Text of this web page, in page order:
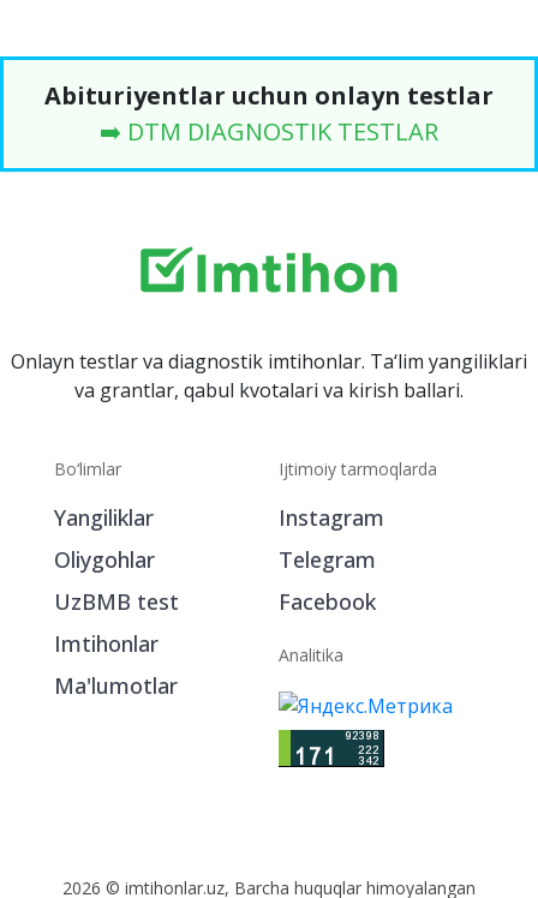
Abituriyentlar uchun onlayn testlar
➡️ DTM DIAGNOSTIK TESTLAR
Onlayn testlar va diagnostik imtihonlar. Ta‘lim yangiliklari
va grantlar, qabul kvotalari va kirish ballari.
Bo‘limlar
Yangiliklar
Oliygohlar
UzBMB test
Imtihonlar
Ma'lumotlar
Ijtimoiy tarmoqlarda
Instagram
Telegram
Facebook
Analitika
2026 © imtihonlar.uz, Barcha huquqlar himoyalangan